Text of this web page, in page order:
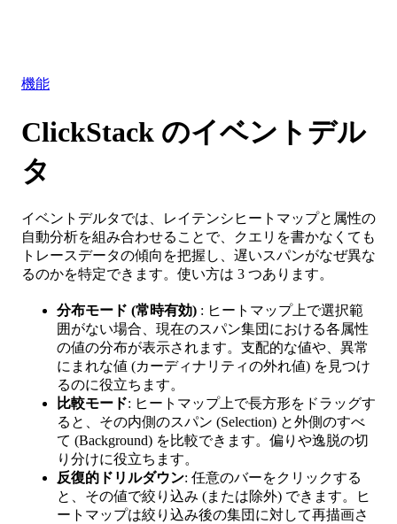
機能
ClickStack のイベントデル
タ
イベントデルタでは、レイテンシヒートマップと属性の
自動分析を組み合わせることで、クエリを書かなくても
トレースデータの傾向を把握し、遅いスパンがなぜ異な
るのかを特定できます。使い方は 3 つあります。
分布モード (常時有効) : ヒートマップ上で選択範
囲がない場合、現在のスパン集団における各属性
の値の分布が表示されます。支配的な値や、異常
にまれな値 (カーディナリティの外れ値) を見つけ
るのに役立ちます。
比較モード: ヒートマップ上で長方形をドラッグす
ると、その内側のスパン (Selection) と外側のすべ
て (Background) を比較できます。偏りや逸脱の切
り分けに役立ちます。
反復的ドリルダウン: 任意のバーをクリックする
と、その値で絞り込み (または除外) できます。ヒ
ートマップは絞り込み後の集団に対して再描画さ